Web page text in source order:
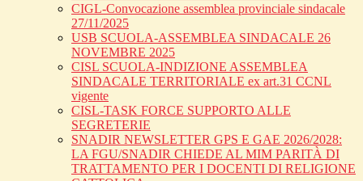
CIGL-Convocazione assemblea provinciale sindacale
27/11/2025
USB SCUOLA-ASSEMBLEA SINDACALE 26
NOVEMBRE 2025
CISL SCUOLA-INDIZIONE ASSEMBLEA
SINDACALE TERRITORIALE ex art.31 CCNL
vigente
CISL-TASK FORCE SUPPORTO ALLE
SEGRETERIE
SNADIR NEWSLETTER GPS E GAE 2026/2028:
LA FGU/SNADIR CHIEDE AL MIM PARITÀ DI
TRATTAMENTO PER I DOCENTI DI RELIGIONE